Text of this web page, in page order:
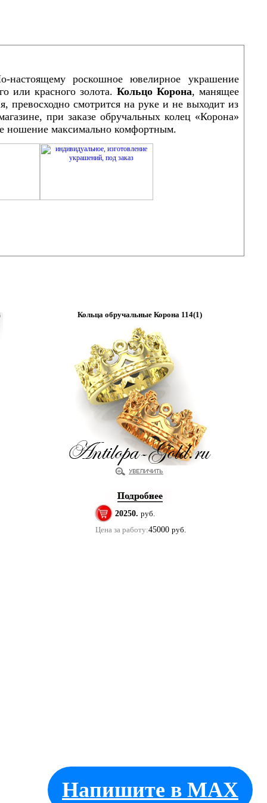
настоящему роскошное ювелирное украшение
или красного золота. Кольцо Корона, манящее
превосходно смотрится на руке и не выходит из
при заказе обручальных колец «Корона»
ношение максимально комфортным.
Кольца обручальные Корона 114(1)
20250. руб.
Цена за работу:45000 руб.
BORNET.ru
Напишите в MAX